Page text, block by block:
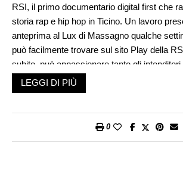
RSI, il primo documentario digital first che
storia rap e hip hop in Ticino. Un lavoro
anteprima al Lux di Massagno qualche
può facilmente trovare sul sito Play della
subito, può appassionare tanto gli
quella scena musicale dagli anni Novanta in
quanto chi non ne sa niente. Anzi, grazie alle
conoscere i protagonisti della scena di
LEGGI DI PIÙ
0